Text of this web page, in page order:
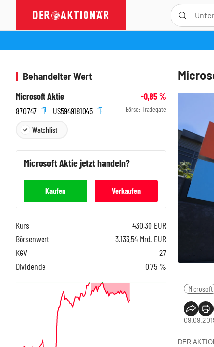
Microsoft
DER
Behandelter Wert
Microsoft Aktie
-0,85%
870747
US5949181045 Börse: Tradegate
Watchlist
MicrosoftAktie jetzt handeln?
Kaufen Verkaufen
Kurs 430,30 EUR
Börsenwert
3.133,54 Mrd. EUR
KGV
27
Dividende
0,75 %